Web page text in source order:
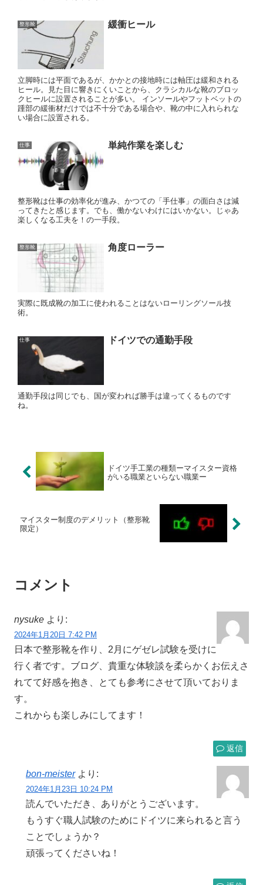
整形靴 緩衝ヒール
立脚時には平面であるが、かかとの接地時には軸圧は緩和される
ヒール。見た目に響きにくいことから、クラシカルな靴のブロッ
クヒールに設置されることが多い。 インソールやフットベットの
踵部の緩衝材だけでは不十分である場合や、靴の中に入れられな
い場合に設置される。
仕事 単純作業を楽しむ
整形靴は仕事の効率化が進み、かつての「手仕事」の面白さは減
ってきたと感じます。でも、働かないわけにはいかない。じゃあ
楽しくなる工夫を！の一手段。
整形靴 角度ローラー
実際に既成靴の加工に使われることはないローリングソール技
術。
仕事 ドイツでの通勤手段
通勤手段は同じでも、国が変われば勝手は違ってくるものです
ね。
ドイツ手工業の種類ーマイスター資格
がいる職業といらない職業ー
マイスター制度のデメリット（整形靴
限定）
コメント
nysuke より:
2024年1月20日 7:42 PM
日本で整形靴を作り、2月にゲゼレ試験を受けに
行く者です。ブログ、貴重な体験談を柔らかくお伝えさ
れてて好感を抱き、とても参考にさせて頂いておりま
す。
これからも楽しみにしてます！
返信
bon-meister より:
2024年1月23日 10:24 PM
読んでいただき、ありがとうございます。
もうすぐ職人試験のためにドイツに来られると言う
ことでしょうか？
頑張ってくださいね！